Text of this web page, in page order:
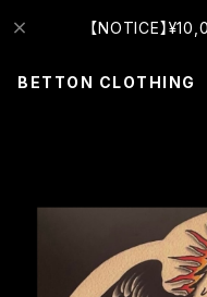
【NOTICE】
BETTON CLOTHING